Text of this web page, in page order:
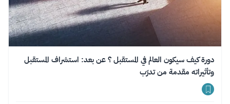
دورة كيف سيكون العالم في المستقبل ؟ عن بعد: استشراف المستقبل
وتأثيراته مقدمة من تدرّب